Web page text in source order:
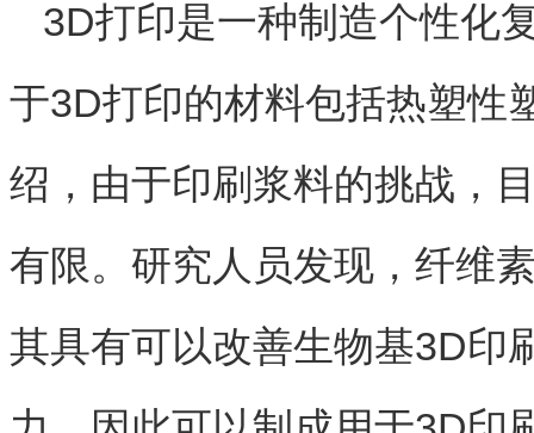
3D打印是一种制造个性化
于3D打印的材料包括热塑性
绍，由于印刷浆料的挑战，
有限。研究人员发现，纤维
其具有可以改善生物基3D印